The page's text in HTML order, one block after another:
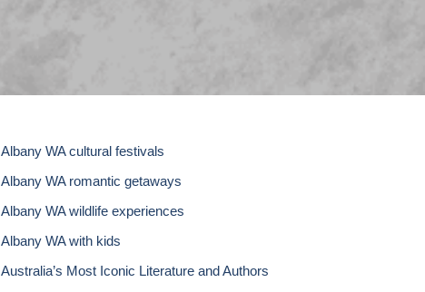
Albany WA cultural festivals
Albany WA romantic getaways
Albany WA wildlife experiences
Albany WA with kids
Australia’s Most Iconic Literature and Authors